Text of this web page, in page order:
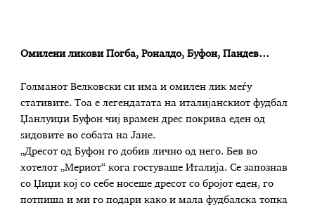
Омилени ликови Погба, Роналдо, Буфон, Пандев…
Голманот Велковски си има и омилен лик меѓу
стативите. Тоа е легендатата на италијанскиот фудбал
Џанлуиџи Буфон чиј врамен дрес покрива еден од
ѕидовите во собата на Јане.
„Дресот од Буфон го добив лично од него. Бев во
хотелот „Мериот“ кога гостуваше Италија. Се запознав
со Џиџи кој со себе носеше дресот со бројот еден, го
потпиша и ми го подари како и мала фудбалска топка